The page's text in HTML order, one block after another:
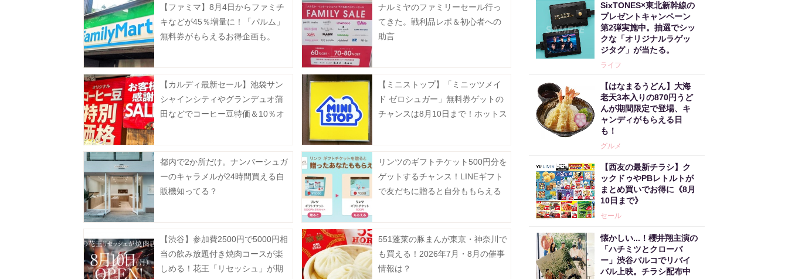
【ファミマ】8月4日からファミチ
キなどが45％増量に！「パルム」
無料券がもらえるお得企画も。
ナルミヤのファミリーセール行っ
てきた。戦利品レポ＆初心者への
助言
【カルディ最新セール】池袋サン
シャインシティやグランデュオ蒲
田などでコーヒー豆特価＆10％オ
【ミニストップ】「ミニッツメイ
ド ゼロシュガー」無料券ゲットの
チャンスは8月10日まで！ホットス
都内で2か所だけ。ナンバーシュガ
ーのキャラメルが24時間買える自
販機知ってる？
リンツのギフトチケット500円分を
ゲットするチャンス！LINEギフト
で友だちに贈ると自分ももらえる
【渋谷】参加費2500円で5000円相
当の飲み放題付き焼肉コースが楽
しめる！花王「リセッシュ」が期
551蓬莱の豚まんが東京・神奈川で
も買える！2026年7月・8月の催事
情報は？
SixTONES×東北新幹線の
プレゼントキャンペーン
第2弾実施中。抽選でシッ
クな「オリジナルラゲッ
ジタグ」が当たる。
ライフ
【はなまるうどん】大海
老天3本入りの870円うど
んが期間限定で登場、キ
ャンディがもらえる日
も！
グルメ
【西友の最新チラシ】ク
ックドゥやPBレトルトが
まとめ買いでお得に《8月
10日まで》
セール
懐かしい...！櫻井翔主演の
「ハチミツとクローバ
ー」渋谷パルコでリバイ
バル上映。チラシ配布中